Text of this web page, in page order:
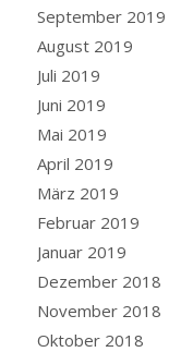
September 2019
August 2019
Juli 2019
Juni 2019
Mai 2019
April 2019
März 2019
Februar 2019
Januar 2019
Dezember 2018
November 2018
Oktober 2018